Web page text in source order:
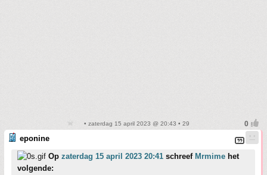
• zaterdag 15 april 2023 @ 20:43 • 29
eponine
Op zaterdag 15 april 2023 20:41 schreef Mrmime het
volgende: